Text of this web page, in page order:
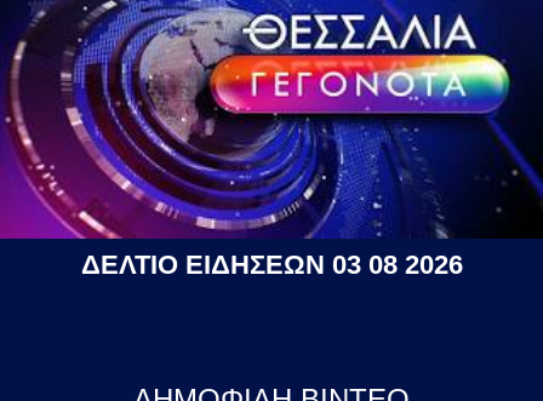
ΔΕΛΤΙΟ ΕΙΔΗΣΕΩΝ 03 08 2026